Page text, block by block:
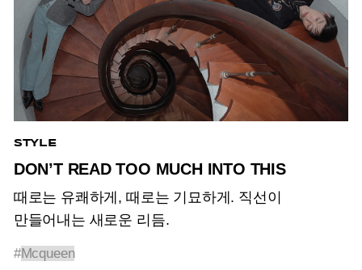
STYLE
DON’T READ TOO MUCH INTO THIS
때로는 유쾌하게, 때로는 기묘하게. 직선이
만들어내는 새로운 리듬.
#Mcqueen